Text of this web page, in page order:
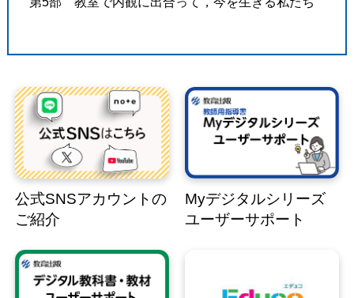
公式SNSアカウントの
ご紹介
Myデジタルシリーズ
ユーザーサポート